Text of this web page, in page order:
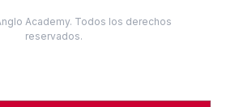
Academy. Todos los derechos
reservados.